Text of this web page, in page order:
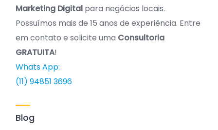
Marketing Digital para negócios locais.
Possuímos mais de 15 anos de experiência. Entre
em contato e solicite uma Consultoria
GRATUITA!
Whats App:
(11) 94851 3696
Blog